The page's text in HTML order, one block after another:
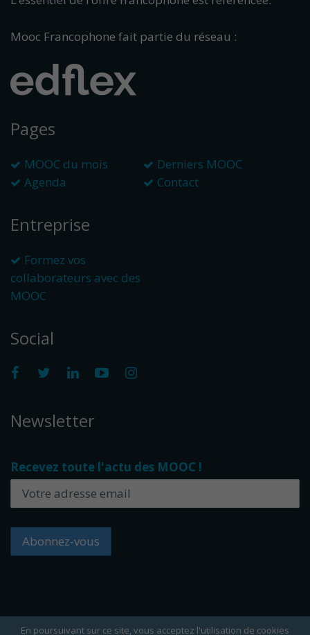
Mooc Francophone fait partie du réseau :
Pages
MOOC du mois
Derniers MOOC
Agenda
Contact
Entreprise
Formez vos
collaborateurs avec des
MOOC
Social
Newsletter
Recevez toute l'actu des MOOC !
En poursuivant sur ce site, vous acceptez l'utilisation de cookies